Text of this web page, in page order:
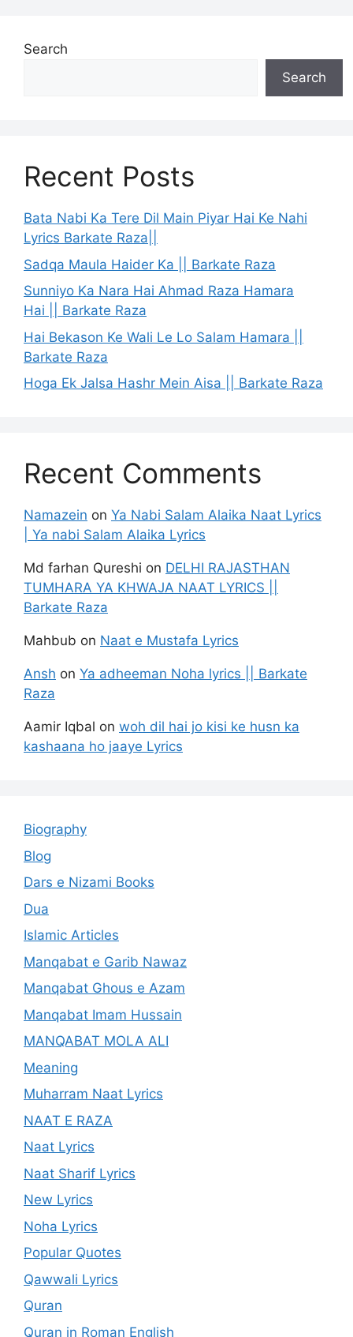
Search
Search
Recent Posts
Bata Nabi Ka Tere Dil Main Piyar Hai Ke Nahi
Lyrics Barkate Raza||
Sadqa Maula Haider Ka || Barkate Raza
Sunniyo Ka Nara Hai Ahmad Raza Hamara
Hai || Barkate Raza
Hai Bekason Ke Wali Le Lo Salam Hamara ||
Barkate Raza
Hoga Ek Jalsa Hashr Mein Aisa || Barkate Raza
Recent Comments
Namazein on Ya Nabi Salam Alaika Naat Lyrics
| Ya nabi Salam Alaika Lyrics
Md farhan Qureshi on DELHI RAJASTHAN
TUMHARA YA KHWAJA NAAT LYRICS ||
Barkate Raza
Mahbub on Naat e Mustafa Lyrics
Ansh on Ya adheeman Noha lyrics || Barkate
Raza
Aamir Iqbal on woh dil hai jo kisi ke husn ka
kashaana ho jaaye Lyrics
Biography
Blog
Dars e Nizami Books
Dua
Islamic Articles
Manqabat e Garib Nawaz
Manqabat Ghous e Azam
Manqabat Imam Hussain
MANQABAT MOLA ALI
Meaning
Muharram Naat Lyrics
NAAT E RAZA
Naat Lyrics
Naat Sharif Lyrics
New Lyrics
Noha Lyrics
Popular Quotes
Qawwali Lyrics
Quran
Quran in Roman English